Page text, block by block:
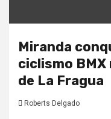
Miranda
ciclismo
de La Fragua
Roberts Delgado